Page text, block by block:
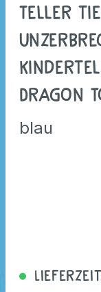
Teller
Dragon
blau